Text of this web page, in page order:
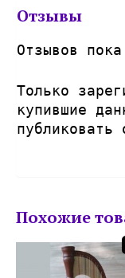
Отзывы
Отзывов
Только
купившие
публиковать
Похожие